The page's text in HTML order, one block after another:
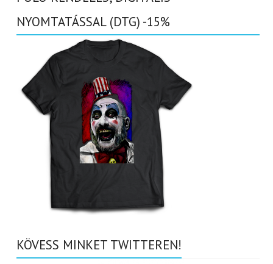
NYOMTATÁSSAL (DTG) -15%
KÖVESS MINKET TWITTEREN!